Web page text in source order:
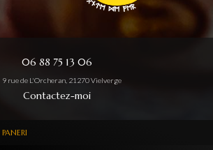
06 88 75 13 06
9 rue de L'Orcheran, 21270 Vielverge
Contactez-moi
PANERI